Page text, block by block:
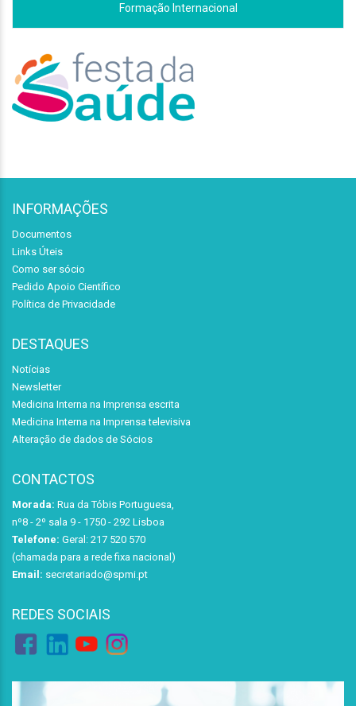
Formação Internacional
INFORMAÇÕES
Documentos
Links Úteis
Como ser sócio
Pedido Apoio Científico
Política de Privacidade
DESTAQUES
Notícias
Newsletter
Medicina Interna na Imprensa escrita
Medicina Interna na Imprensa televisiva
Alteração de dados de Sócios
CONTACTOS
Morada: Rua da Tóbis Portuguesa,
nº8 - 2º sala 9 - 1750 - 292 Lisboa
Telefone: Geral: 217 520 570
(chamada para a rede fixa nacional)
Email: secretariado@spmi.pt
REDES SOCIAIS